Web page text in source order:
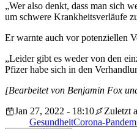
„Wer also denkt, dass man sich
um schwere Krankheitsverläufe
Er warnte auch vor potenziellen
„Leider gibt es weder von den
Pfizer habe sich in den
[Bearbeitet von Benjamin Fox
Jan 27, 2022 - 18:10
Zuletzt
GesundheitCorona-